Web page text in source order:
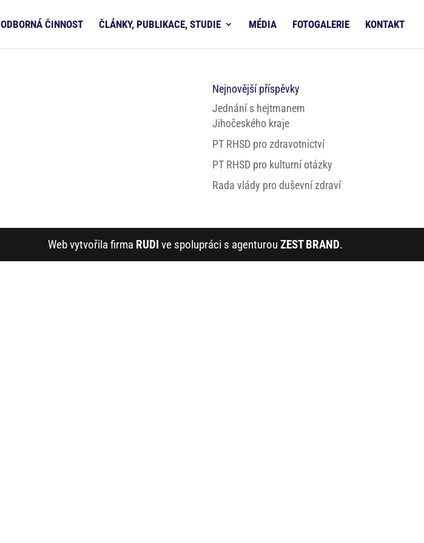
ODBORNÁ ČINNOST ČLÁNKY, PUBLIKACE, STUDIE MÉDIA FOTOGALERIE KONTAKT
Nejnovější příspěvky
Jednání s hejtmanem
Jihočeského kraje
PT RHSD pro zdravotnictví
PT RHSD pro kulturní otázky
Rada vlády pro duševní zdraví
Web vytvořila firma RUDI ve spolupráci s agenturou ZEST BRAND.